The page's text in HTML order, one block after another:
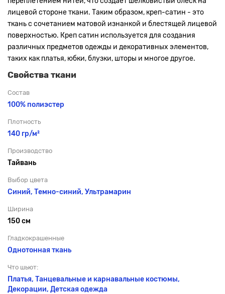
лицевой стороне ткани. Таким образом, креп-сатин - это
ткань с сочетанием матовой изнанкой и блестящей лицевой
поверхностью. Креп сатин используется для создания
различных предметов одежды и декоративных элементов,
таких как платья, юбки, блузки, шторы и многое другое.
Свойства ткани
Состав
100% полиэстер
Плотность
140 гр/м²
Производство
Тайвань
Выбор цвета
Синий, Темно-синий, Ультрамарин
Ширина
150 см
Гладкокрашенные
Однотонная ткань
Что шьют:
Платья, Танцевальные и карнавальные костюмы,
Декорации, Детская одежда